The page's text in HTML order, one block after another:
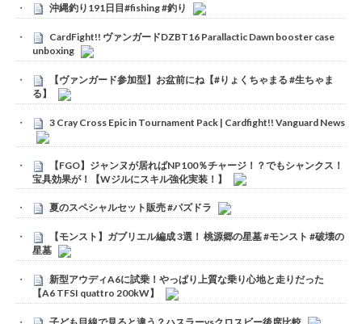
沖縄釣り191日目#fishing #釣り
CardFight!! ヴァンガードDZBT16 Parallactic Dawn booster case
unboxing
【ヴァンガード参加型】お盆前にね【#りょくちゃまる #生ちゃま
る】
3 Cray Cross Epic in Tournament Pack | Cardfight!! Vanguard News
【FGO】ジャンヌが居ればNP100％チャージ！？でもシャンクス！
宝具効果が！【Wジルにスキル強化実装！】
夏のスペシャルセット販売 #パズドラ
【モンスト】ガブリエル編成 3選！ 桃源郷の星墓 #モンスト #破壊の
星墓
新型アウディA6に試乗！やっぱり上質な乗り心地と走りだった
【A6 TFSI quattro 200kW】